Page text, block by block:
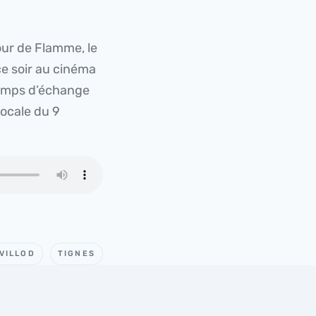
de Flamme, le
soir au cinéma
d’échange
du 9
TIGNES